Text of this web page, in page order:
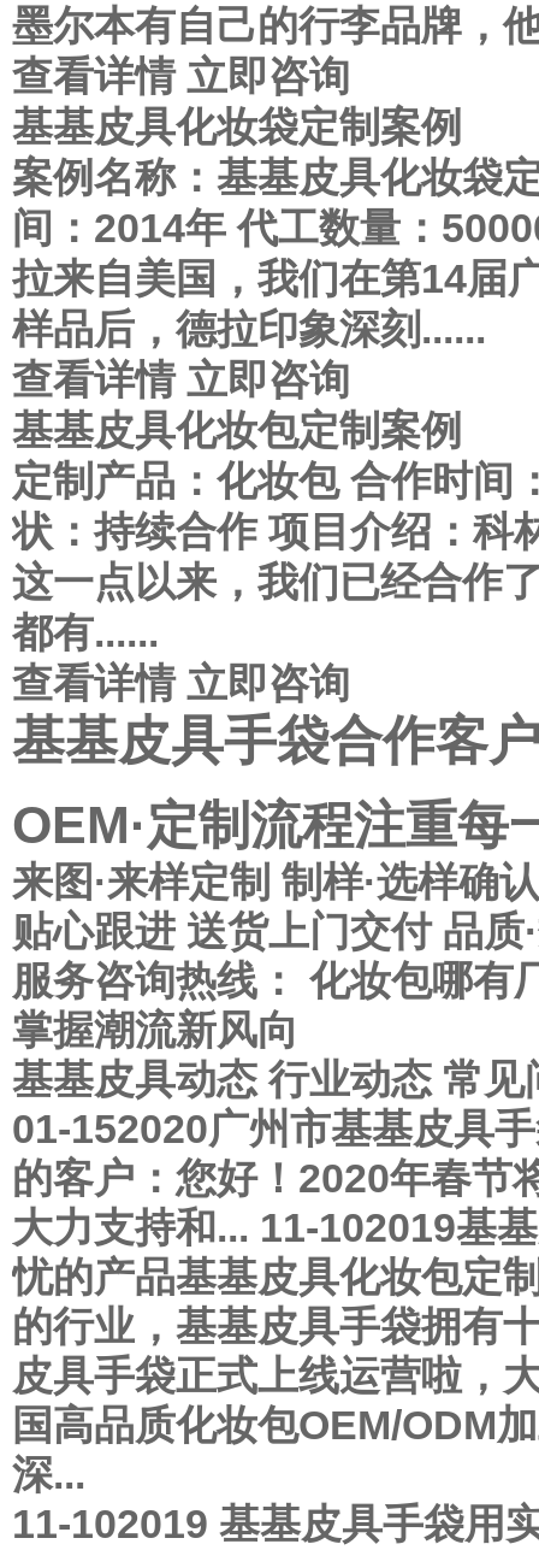
墨尔本有自己的行李品牌，
查看详情 立即咨询
基基皮具化妆袋定制案例
案例名称：基基皮具化妆袋
间：2014年 代工数量：
拉来自美国，我们在第14届
样品后，德拉印象深刻......
查看详情 立即咨询
基基皮具化妆包定制案例
定制产品：化妆包 合作时间
状：持续合作 项目介绍：科
这一点以来，我们已经合作
都有......
查看详情 立即咨询
基基皮具手袋合作客
OEM·定制流程注重
来图·来样定制 制样·选样确
贴心跟进 送货上门交付 品质
服务咨询热线： 化妆包哪有
掌握潮流新风向
基基皮具动态 行业动态 常见
01-152020广州市基基皮具
的客户：您好！2020年春节
大力支持和... 11-102019基
忧的产品基基皮具化妆包定
的行业，基基皮具手袋拥有
皮具手袋正式上线运营啦，
国高品质化妆包OEM/ODM
深...
11-102019 基基皮具手袋用